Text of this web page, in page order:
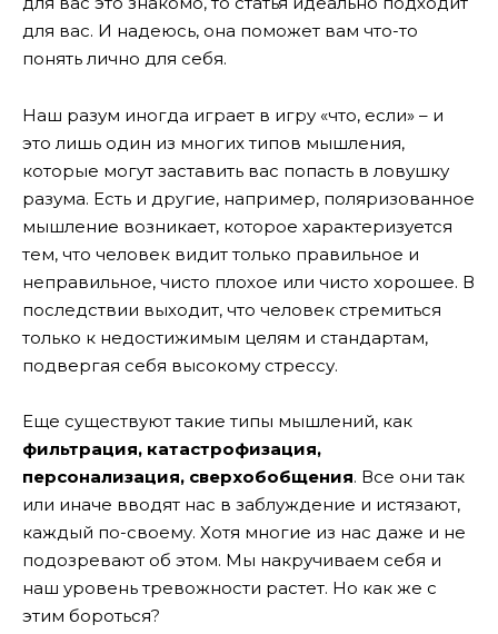
для вас. И надеюсь, она поможет вам что-то
понять лично для себя.
Наш разум иногда играет в игру «что, если» – и
это лишь один из многих типов мышления,
которые могут заставить вас попасть в ловушку
разума. Есть и другие, например, поляризованное
мышление возникает, которое характеризуется
тем, что человек видит только правильное и
неправильное, чисто плохое или чисто хорошее. В
последствии выходит, что человек стремиться
только к недостижимым целям и стандартам,
подвергая себя высокому стрессу.
Еще существуют такие типы мышлений, как
фильтрация, катастрофизация,
персонализация, сверхобобщения. Все они так
или иначе вводят нас в заблуждение и истязают,
каждый по-своему. Хотя многие из нас даже и не
подозревают об этом. Мы накручиваем себя и
наш уровень тревожности растет. Но как же с
этим бороться?